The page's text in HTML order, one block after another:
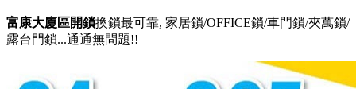
富康大廈區開鎖換鎖最可靠, 家居鎖/OFFICE鎖/車門鎖/夾萬鎖/
露台門鎖...通通無問題!!